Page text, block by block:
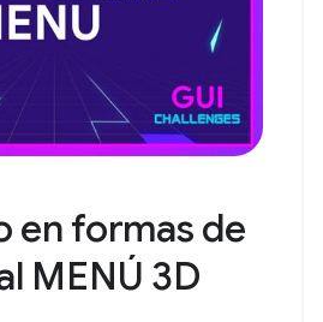
en formas de
MENÚ 3D